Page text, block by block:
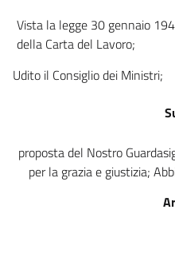
art. 23
art. 25
art. 28
Vista la legge 30 gennaio
della Carta del Lavoro;
Udito il Consiglio dei Ministri;
proposta del Nostro
per la grazia e giustizia;